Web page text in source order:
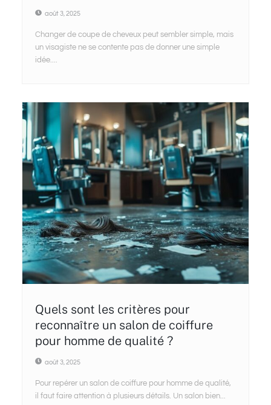
août 3, 2025
Changer de coupe de cheveux peut sembler simple, mais
un visagiste ne se contente pas de donner une simple
idée....
Quels sont les critères pour
reconnaître un salon de coiffure
pour homme de qualité ?
août 3, 2025
Pour repérer un salon de coiffure pour homme de qualité,
il faut faire attention à plusieurs détails. Un salon bien...